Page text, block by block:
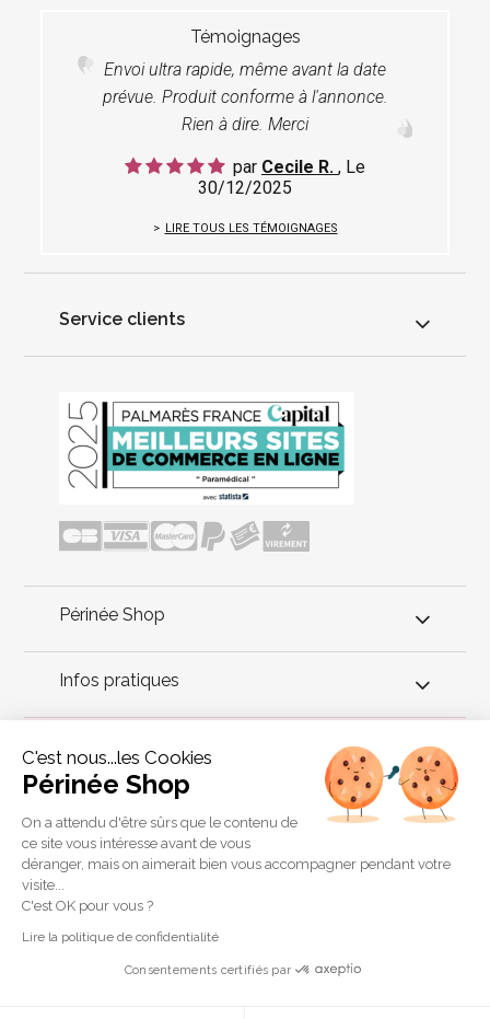
Témoignages
Envoi ultra rapide, même avant la date
prévue. Produit conforme à l'annonce.
Rien à dire. Merci
par Cecile R. , Le
30/12/2025
LIRE TOUS LES TÉMOIGNAGES
Service clients
Périnée Shop
Infos pratiques
La méthode Pilates est connue et reconnue pour ses effets
positifs sur le corps. Cette méthode de gymnastique a pour but
de renforcer les muscles affaiblis et de permettre la relaxation
des muscles tendus. Cette méthode est particulièrement
douce.
Copyright 2011 © Périnée Shop
Conditions générales de vente
Mentions légales
C'est nous...les Cookies
Périnée Shop
On a attendu d'être sûrs que le contenu de
ce site vous intéresse avant de vous
déranger, mais on aimerait bien vous accompagner pendant votre
visite...
C'est OK pour vous ?
Lire la politique de confidentialité
Consentements certifiés par